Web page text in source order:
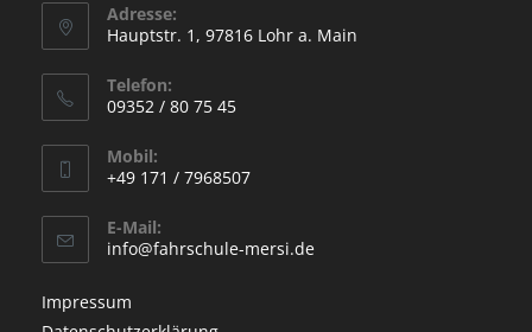
Adresse:
Hauptstr. 1, 97816 Lohr a. Main
Telefon:
09352 / 80 75 45
Mobil:
+49 171 / 7968507
E-Mail:
info@fahrschule-mersi.de
Impressum